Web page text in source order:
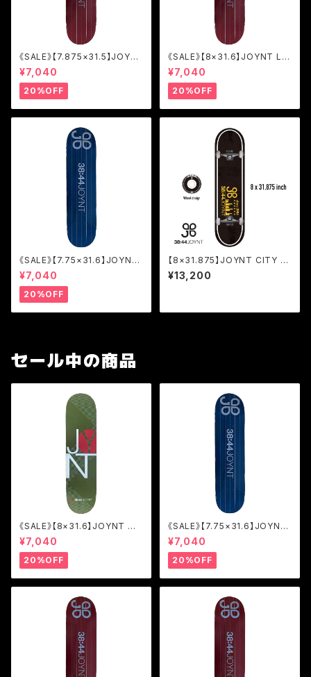
《SALE》【7.875×31.5】JOYN
T LINE BURGUNDY/TEAM
[JOL2]
¥7,040
20%OFF
《SALE》【8×31.6】JOYNT LIN
E BURGUNDY/TEAM [JOL2]
¥7,040
20%OFF
《SALE》【7.75×31.6】JOYNT
LINE NAVY/TEAM [JOL2]
¥7,040
20%OFF
【8×31.875】JOYNT CITY C
OMPELTE [JJCC]
¥13,200
セール中の商品
《SALE》【8×31.6】JOYNT M
ODERN OLIVE/TEAM [JM
O]
¥7,040
20%OFF
《SALE》【7.75×31.6】JOYNT
LINE NAVY/TEAM [JOL2]
¥7,040
20%OFF